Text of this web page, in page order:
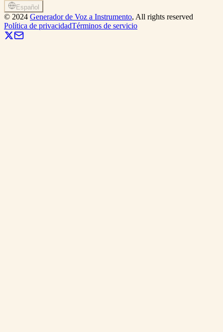
Español
© 2024 Generador de Voz a Instrumento, All rights reserved
Política de privacidadTérminos de servicio